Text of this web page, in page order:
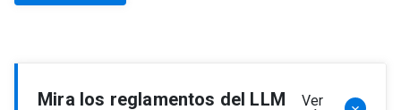
Mira los reglamentos del LLM
Ver